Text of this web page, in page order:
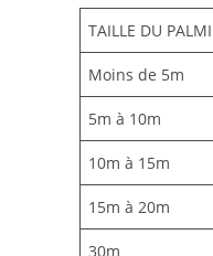
TAILLE DU
Moins de 5m
5m à 10m
10m à 15m
15m à 20m
30m